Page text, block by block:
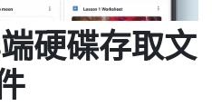
硬碟存取文